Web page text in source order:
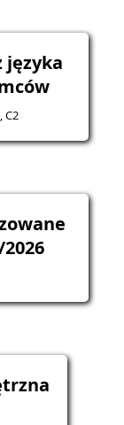
języka
C2